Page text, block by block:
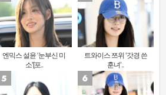
엔믹스 설윤 ‘눈부신 미
소’[포..
트와이스 쯔위 ‘갓경 쓴
훈녀’..